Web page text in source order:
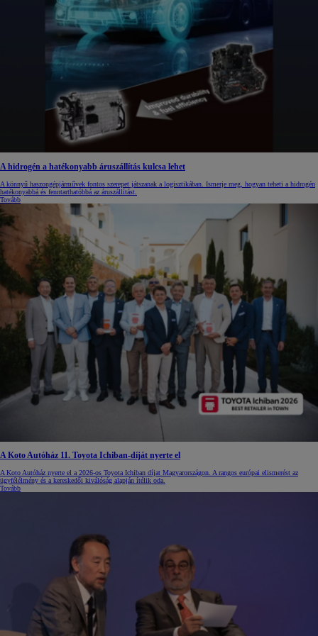
A hidrogén a hatékonyabb áruszállítás kulcsa lehet
A könnyű haszongépjárművek fontos szerepet játszanak a logisztikában. Ismerje meg, hogyan teheti a hidrogén
hatékonyabbá és fenntarthatóbbá az áruszállítást.
Tovább
A Koto Autóház 11. Toyota Ichiban-díját nyerte el
A Koto Autóház nyerte el a 2026-os Toyota Ichiban díjat Magyarországon. A rangos európai elismerést az
ügyfélélmény és a kereskedői kiválóság alapján ítélik oda.
Tovább